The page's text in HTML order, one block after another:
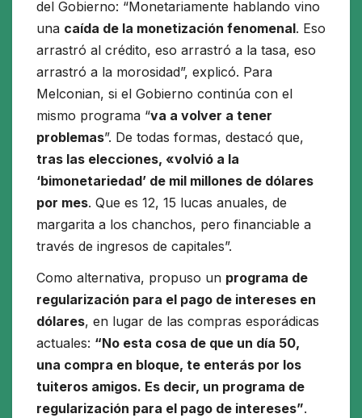
del Gobierno: “Monetariamente hablando vino
una caída de la monetización fenomenal. Eso
arrastró al crédito, eso arrastró a la tasa, eso
arrastró a la morosidad”, explicó. Para
Melconian, si el Gobierno continúa con el
mismo programa “va a volver a tener
problemas”. De todas formas, destacó que,
tras las elecciones, «volvió a la
‘bimonetariedad’ de mil millones de dólares
por mes. Que es 12, 15 lucas anuales, de
margarita a los chanchos, pero financiable a
través de ingresos de capitales”.
Como alternativa, propuso un programa de
regularización para el pago de intereses en
dólares, en lugar de las compras esporádicas
actuales: “No esta cosa de que un día 50,
una compra en bloque, te enterás por los
tuiteros amigos. Es decir, un programa de
regularización para el pago de intereses”.